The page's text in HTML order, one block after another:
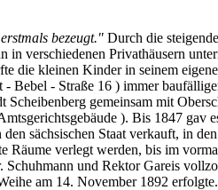
bezeugt." Durch die
verschiedenen Privathäusern
die kleinen Kinder in seinem
Bebel - Straße 16 ) immer
gemeinsam mit
). Bis 1847
sächsischen Staat verkauft, in
verlegt werden, bis im
und Rektor Gareis
am 14. November 1892 erfolgte.